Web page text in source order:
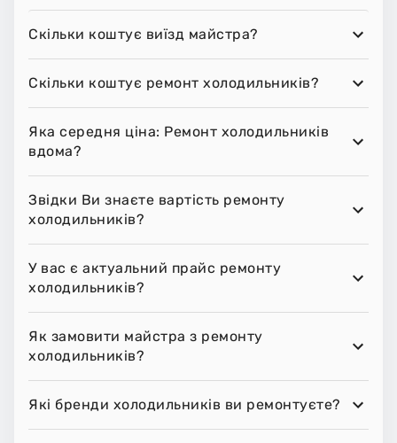
Скільки коштує виїзд майстра?
Скільки коштує ремонт холодильників?
Яка середня ціна: Ремонт холодильників
вдома?
Звідки Ви знаєте вартість ремонту
холодильників?
У вас є актуальний прайс ремонту
холодильників?
Як замовити майстра з ремонту
холодильників?
Які бренди холодильників ви ремонтуєте?